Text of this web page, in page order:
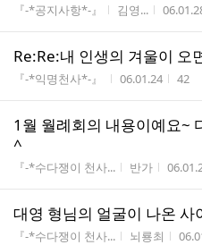
게시판명
『-*공지사항*-』 작성자
김영... 작성시
Re:Re:내 인생의 겨울이 오
게시판명
『-*익명천사*-』 작성시간
06.01.24 조회수
42
1월 월례회의 내용이예요~
^
게시판명
『-*수다쟁이 천사... 작성자
반가 작성시
대영 형님의 얼굴이 나온 사
게시판명
『-*수다쟁이 천사... 작성자
뇌룡최 작